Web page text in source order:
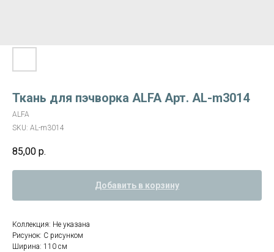
Ткань для пэчворка ALFA Арт. AL-m3014
ALFA
SKU: AL-m3014
85,00 р.
Добавить в корзину
Коллекция: Не указана
Рисунок: С рисунком
Ширина: 110 см